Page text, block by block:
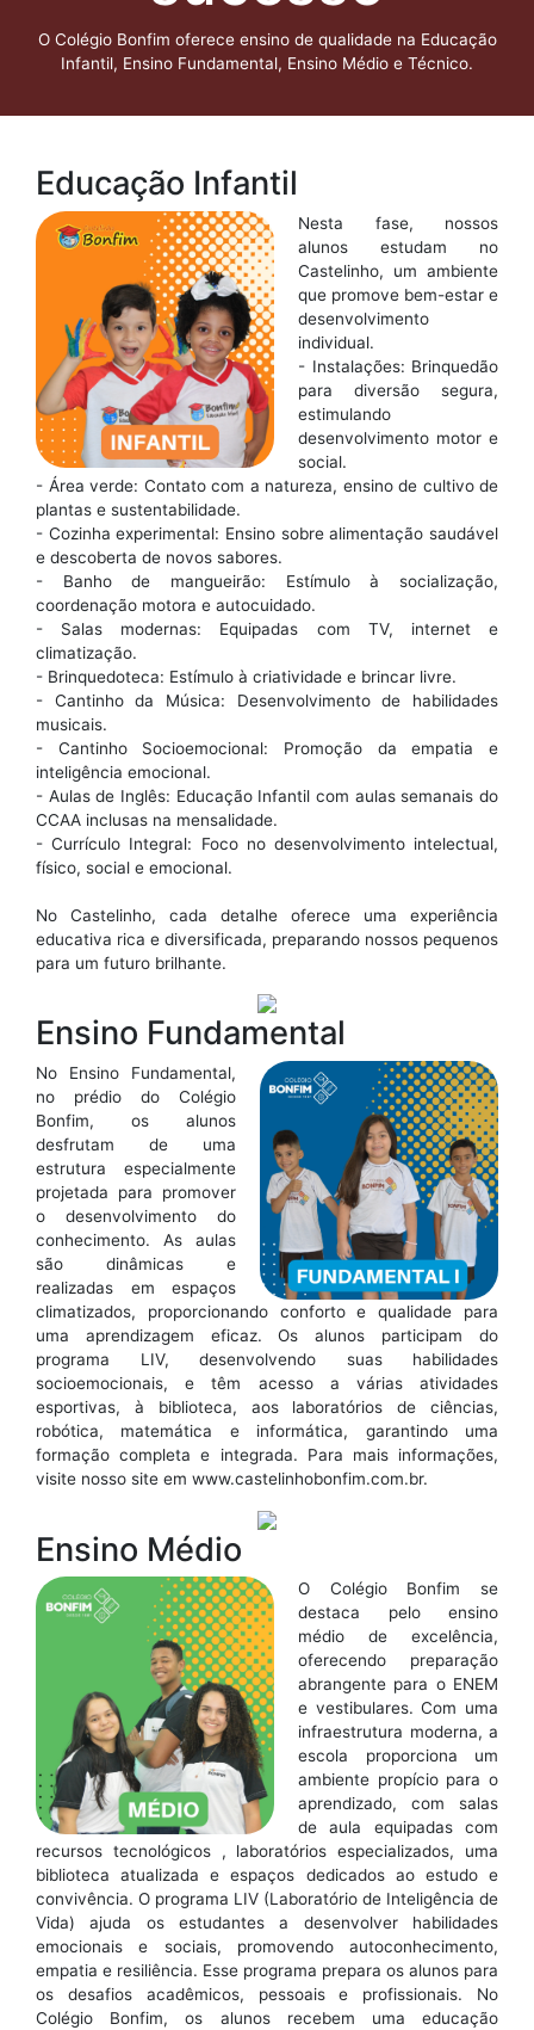
O Colégio Bonfim oferece ensino de qualidade na Educação
Infantil, Ensino Fundamental, Ensino Médio e Técnico.
Educação Infantil
Nesta fase, nossos
alunos estudam no
Castelinho, um ambiente
que promove bem-estar e
desenvolvimento
individual.
- Instalações: Brinquedão
para diversão segura,
estimulando
desenvolvimento motor e
social.
- Área verde: Contato com a natureza, ensino de cultivo de
plantas e sustentabilidade.
- Cozinha experimental: Ensino sobre alimentação saudável
e descoberta de novos sabores.
- Banho de mangueirão: Estímulo à socialização,
coordenação motora e autocuidado.
- Salas modernas: Equipadas com TV, internet e
climatização.
- Brinquedoteca: Estímulo à criatividade e brincar livre.
- Cantinho da Música: Desenvolvimento de habilidades
musicais.
- Cantinho Socioemocional: Promoção da empatia e
inteligência emocional.
- Aulas de Inglês: Educação Infantil com aulas semanais do
CCAA inclusas na mensalidade.
- Currículo Integral: Foco no desenvolvimento intelectual,
físico, social e emocional.
No Castelinho, cada detalhe oferece uma experiência
educativa rica e diversificada, preparando nossos pequenos
para um futuro brilhante.
Ensino Fundamental
No Ensino Fundamental,
no prédio do Colégio
Bonfim, os alunos
desfrutam de uma
estrutura especialmente
projetada para promover
o desenvolvimento do
conhecimento. As aulas
são dinâmicas e
realizadas em espaços
climatizados, proporcionando conforto e qualidade para
uma aprendizagem eficaz. Os alunos participam do
programa LIV, desenvolvendo suas habilidades
socioemocionais, e têm acesso a várias atividades
esportivas, à biblioteca, aos laboratórios de ciências,
robótica, matemática e informática, garantindo uma
formação completa e integrada. Para mais informações,
visite nosso site em www.castelinhobonfim.com.br.
Ensino Médio
O Colégio Bonfim se
destaca pelo ensino
médio de excelência,
oferecendo preparação
abrangente para o ENEM
e vestibulares. Com uma
infraestrutura moderna, a
escola proporciona um
ambiente propício para o
aprendizado, com salas
de aula equipadas com
recursos tecnológicos , laboratórios especializados, uma
biblioteca atualizada e espaços dedicados ao estudo e
convivência. O programa LIV (Laboratório de Inteligência de
Vida) ajuda os estudantes a desenvolver habilidades
emocionais e sociais, promovendo autoconhecimento,
empatia e resiliência. Esse programa prepara os alunos para
os desafios acadêmicos, pessoais e profissionais. No
Colégio Bonfim, os alunos recebem uma educação